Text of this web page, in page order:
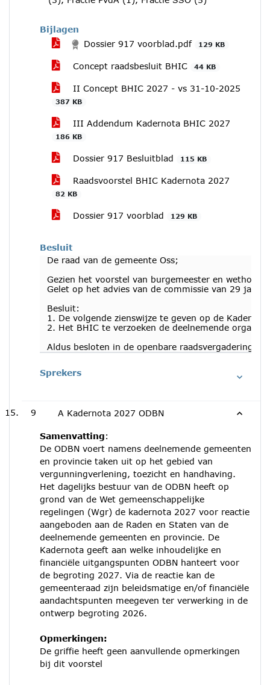
Bijlagen
Dossier 917 voorblad.pdf
129 KB
Concept raadsbesluit BHIC 44 KB
II Concept BHIC 2027 - vs 31-10-2025
387 KB
III Addendum Kadernota BHIC 2027
186 KB
Dossier 917 Besluitblad 115 KB
Raadsvoorstel BHIC Kadernota 2027
82 KB
Dossier 917 voorblad 129 KB
Besluit
De raad van de gemeente Oss;
Gezien het voorstel van burgemeester en
Gelet op het advies van de commissie van 29
Besluit:
1. De volgende zienswijze te geven op de
2. Het BHIC te verzoeken de deelnemende
Aldus besloten in de openbare raadsvergadering
Sprekers
9 A Kadernota 2027 ODBN
Samenvatting:
De ODBN voert namens deelnemende gemeenten
en provincie taken uit op het gebied van
vergunningverlening, toezicht en handhaving.
Het dagelijks bestuur van de ODBN heeft op
grond van de Wet gemeenschappelijke
regelingen (Wgr) de kadernota 2027 voor reactie
aangeboden aan de Raden en Staten van de
deelnemende gemeenten en provincie. De
Kadernota geeft aan welke inhoudelijke en
financiële uitgangspunten ODBN hanteert voor
de begroting 2027. Via de reactie kan de
gemeenteraad zijn beleidsmatige en/of financiële
aandachtspunten meegeven ter verwerking in de
ontwerp begroting 2026.
Opmerkingen:
De griffie heeft geen aanvullende opmerkingen
bij dit voorstel